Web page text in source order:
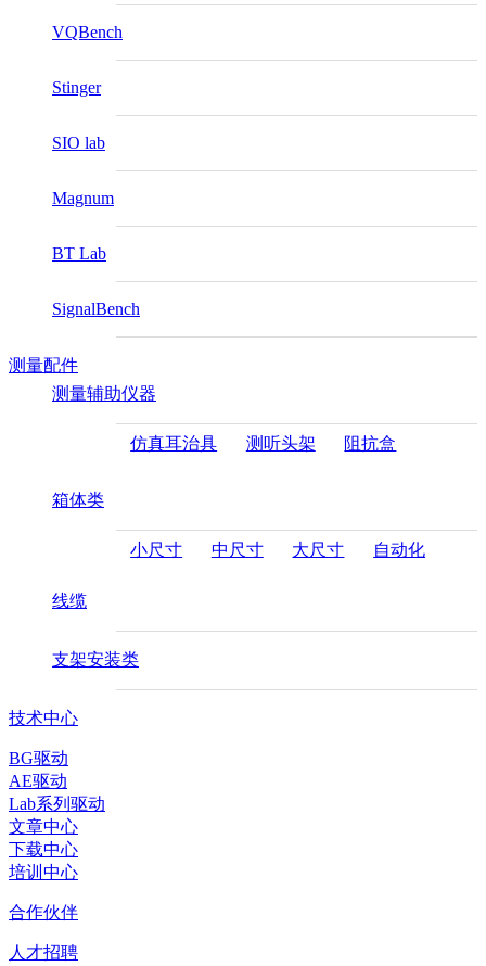
VQBench
Stinger
SIO lab
Magnum
BT Lab
SignalBench
测量配件
测量辅助仪器
仿真耳治具 测听头架 阻抗盒
箱体类
小尺寸 中尺寸 大尺寸 自动化
线缆
支架安装类
技术中心
BG驱动
AE驱动
Lab系列驱动
文章中心
下载中心
培训中心
合作伙伴
人才招聘